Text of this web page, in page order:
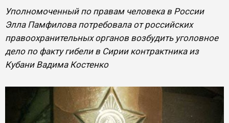
Уполномоченный по правам человека в России
Элла Памфилова потребовала от российских
правоохранительных органов возбудить уголовное
дело по факту гибели в Сирии контрактника из
Кубани Вадима Костенко